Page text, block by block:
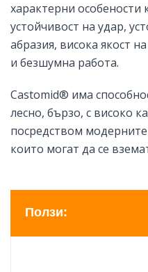
характерни особености
устойчивост на удар,
абразия, висока якост
и безшумна работа.
Castomid® има
лесно, бързо, с високо
посредством
които могат да се
Ползи: